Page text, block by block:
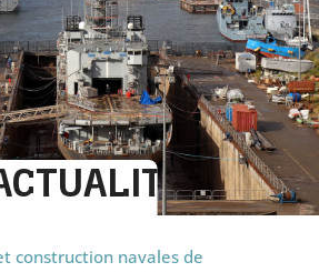
construction navales de